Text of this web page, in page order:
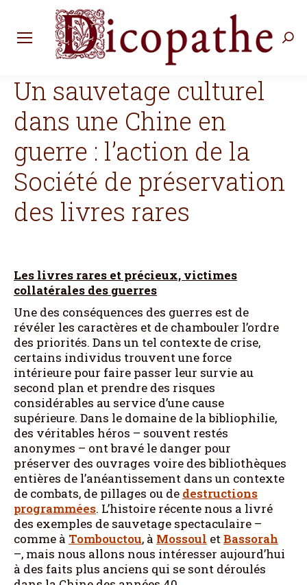
Un sauvetage culturel
dans une Chine en
guerre : l’action de la
Société de préservation
des livres rares
Les livres rares et précieux, victimes
collatérales des guerres
Une des conséquences des guerres est de
révéler les caractères et de chambouler l’ordre
des priorités. Dans un tel contexte de crise,
certains individus trouvent une force
intérieure pour faire passer leur survie au
second plan et prendre des risques
considérables au service d’une cause
supérieure. Dans le domaine de la bibliophilie,
des véritables héros – souvent restés
anonymes – ont bravé le danger pour
préserver des ouvrages voire des bibliothèques
entières de l’anéantissement dans un contexte
de combats, de pillages ou de destructions
programmées. L’histoire récente nous a livré
des exemples de sauvetage spectaculaire –
comme à Tombouctou, à Mossoul etBassorah
–, mais nous allons nous intéresser aujourd’hui
à des faits plus anciens qui se sont déroulés